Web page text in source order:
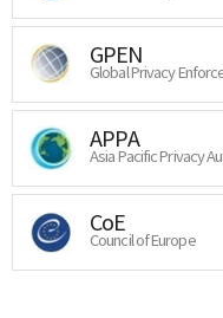
GPEN
Global Privacy
APPA
Asia Pacific Privacy
CoE
Council of Europe